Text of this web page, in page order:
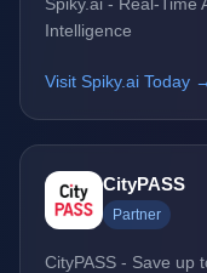
Spiky.ai - Real-Time
Intelligence
Visit Spiky.ai Today →
CityPASS
Partner
CityPASS - Save up